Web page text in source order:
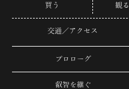
買う 観
交通／アクセス
プロローグ
叡智を継ぐ